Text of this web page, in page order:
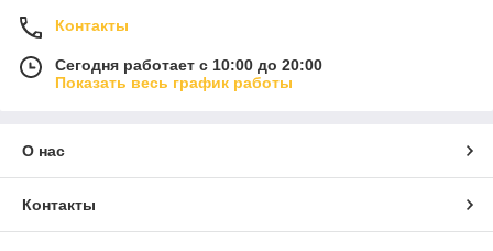
Контакты
Сегодня работает с 10:00 до 20:00
Показать весь график работы
О нас
Контакты